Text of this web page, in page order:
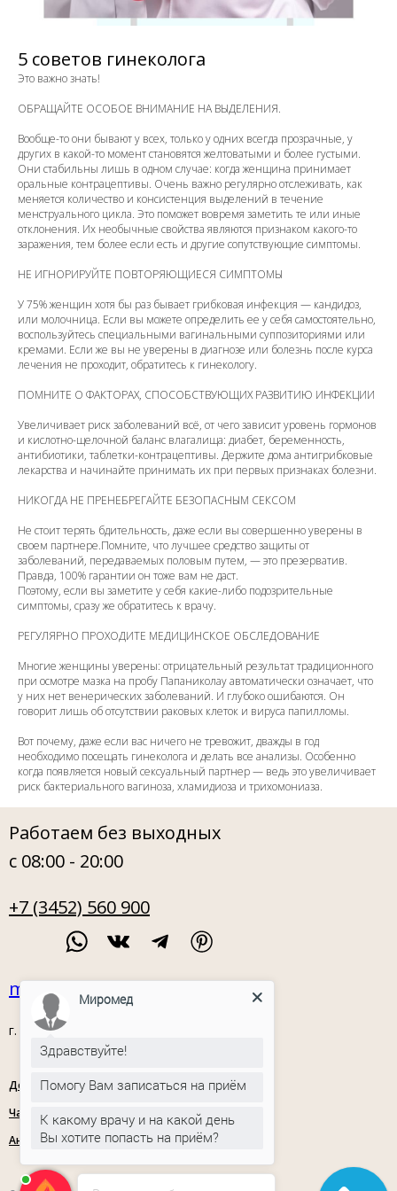
5 советов гинеколога
Это важно знать!
ОБРАЩАЙТЕ ОСОБОЕ ВНИМАНИЕ НА ВЫДЕЛЕНИЯ.
Вообще-то они бывают у всех, только у одних всегда прозрачные, у
других в какой-то момент становятся желтоватыми и более густыми.
Они стабильны лишь в одном случае: когда женщина принимает
оральные контрацептивы. Очень важно регулярно отслеживать, как
меняется количество и консистенция выделений в течение
менструального цикла. Это поможет вовремя заметить те или иные
отклонения. Их необычные свойства являются признаком какого-то
заражения, тем более если есть и другие сопутствующие симптомы.
НЕ ИГНОРИРУЙТЕ ПОВТОРЯЮЩИЕСЯ СИМПТОМЫ
У 75% женщин хотя бы раз бывает грибковая инфекция — кандидоз,
или молочница. Если вы можете определить ее у себя самостоятельно,
воспользуйтесь специальными вагинальными суппозиториями или
кремами. Если же вы не уверены в диагнозе или болезнь после курса
лечения не проходит, обратитесь к гинекологу.
ПОМНИТЕ О ФАКТОРАХ, СПОСОБСТВУЮЩИХ РАЗВИТИЮ ИНФЕКЦИИ
Увеличивает риск заболеваний всё, от чего зависит уровень гормонов
и кислотно-щелочной баланс влагалища: диабет, беременность,
антибиотики, таблетки-контрацептивы. Держите дома антигрибковые
лекарства и начинайте принимать их при первых признаках болезни.
НИКОГДА НЕ ПРЕНЕБРЕГАЙТЕ БЕЗОПАСНЫМ СЕКСОМ
Не стоит терять бдительность, даже если вы совершенно уверены в
своем партнере.Помните, что лучшее средство защиты от
заболеваний, передаваемых половым путем, — это презерватив.
Правда, 100% гарантии он тоже вам не даст.
Поэтому, если вы заметите у себя какие-либо подозрительные
симптомы, сразу же обратитесь к врачу.
РЕГУЛЯРНО ПРОХОДИТЕ МЕДИЦИНСКОЕ ОБСЛЕДОВАНИЕ
Многие женщины уверены: отрицательный результат традиционного
при осмотре мазка на пробу Папаниколау автоматически означает, что
у них нет венерических заболеваний. И глубоко ошибаются. Он
говорит лишь об отсутствии раковых клеток и вируса папилломы.
Вот почему, даже если вас ничего не тревожит, дважды в год
необходимо посещать гинеколога и делать все анализы. Особенно
когда появляется новый сексуальный партнер — ведь это увеличивает
риск бактериального вагиноза, хламидиоза и трихомониаза.
Документы
Политика
miromed72@mail.ru
г. Тюмень, ул. Орловская, 54
+7 (3452) 560 900
Работаем без выходных
с 08:00 - 20:00
Анкета для опроса граждан
Часто задаваемые вопросы
Миромед
Здравствуйте!
Помогу Вам записаться на приём
К какому врачу и на какой день
Вы хотите попасть на приём?